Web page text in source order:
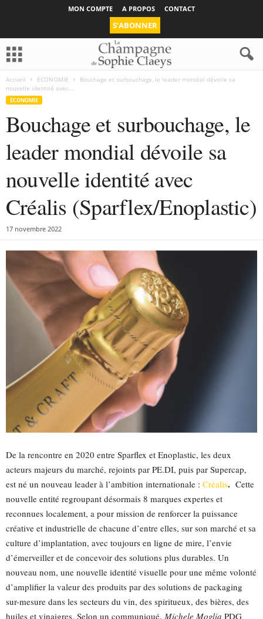
MON COMPTE A PROPOS CONTACT
S’ABONNER
Accueil ECONOMIE
Bouchage et surbouchage, le leader mondial dévoile sa
nouvelle identité avec...
ECONOMIE
Bouchage et surbouchage, le
leader mondial dévoile sa
nouvelle identité avec
Créalis (Sparflex/Enoplastic)
17 novembre 2022
De la rencontre en 2020 entre Sparflex et Enoplastic, les deux
acteurs majeurs du marché, rejoints par PE.DI, puis par Supercap,
est né un nouveau leader à l’ambition internationale : Créalis. Cette
nouvelle entité regroupant désormais 8 marques expertes et
reconnues localement, a pour mission de renforcer la puissance
créative et industrielle de chacune d’entre elles, sur son marché et sa
culture d’implantation, avec toujours en ligne de mire, l’envie
d’émerveiller et de concevoir des solutions plus durables. Un
nouveau nom, une nouvelle identité visuelle pour une même volonté
d’amplifier la valeur des produits par des solutions de packaging
sur-mesure dans les secteurs du vin, des spiritueux, des bières, des
huiles et vinaigres. Selon un communiqué, Michele Moglia PDG